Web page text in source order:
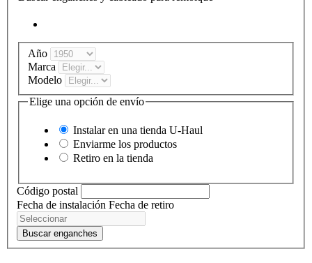
Año
Marca
Modelo
Elige una opción de envío
Instalar en una tienda U-Haul
Enviarme los productos
Retiro en la tienda
Código postal
Fecha de instalación Fecha de retiro
Buscar enganches